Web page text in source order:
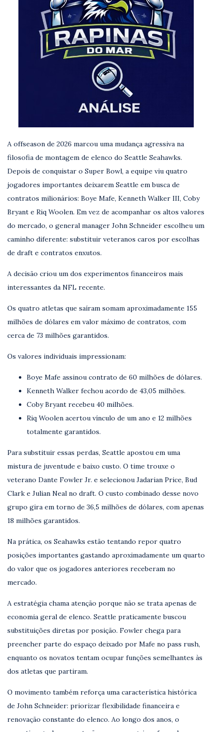
A offseason de 2026 marcou uma mudança agressiva na
filosofia de montagem de elenco do Seattle Seahawks.
Depois de conquistar o Super Bowl, a equipe viu quatro
jogadores importantes deixarem Seattle em busca de
contratos milionários: Boye Mafe, Kenneth Walker III, Coby
Bryant e Riq Woolen. Em vez de acompanhar os altos valores
do mercado, o general manager John Schneider escolheu um
caminho diferente: substituir veteranos caros por escolhas
de draft e contratos enxutos.
A decisão criou um dos experimentos financeiros mais
interessantes da NFL recente.
Os quatro atletas que saíram somam aproximadamente 155
milhões de dólares em valor máximo de contratos, com
cerca de 73 milhões garantidos.
Os valores individuais impressionam:
Boye Mafe assinou contrato de 60 milhões de dólares.
Kenneth Walker fechou acordo de 43,05 milhões.
Coby Bryant recebeu 40 milhões.
Riq Woolen acertou vínculo de um ano e 12 milhões
totalmente garantidos.
Para substituir essas perdas, Seattle apostou em uma
mistura de juventude e baixo custo. O time trouxe o
veterano Dante Fowler Jr. e selecionou Jadarian Price, Bud
Clark e Julian Neal no draft. O custo combinado desse novo
grupo gira em torno de 36,5 milhões de dólares, com apenas
18 milhões garantidos.
Na prática, os Seahawks estão tentando repor quatro
posições importantes gastando aproximadamente um quarto
do valor que os jogadores anteriores receberam no
mercado.
A estratégia chama atenção porque não se trata apenas de
economia geral de elenco. Seattle praticamente buscou
substituições diretas por posição. Fowler chega para
preencher parte do espaço deixado por Mafe no pass rush,
enquanto os novatos tentam ocupar funções semelhantes às
dos atletas que partiram.
O movimento também reforça uma característica histórica
de John Schneider: priorizar flexibilidade financeira e
renovação constante do elenco. Ao longo dos anos, o